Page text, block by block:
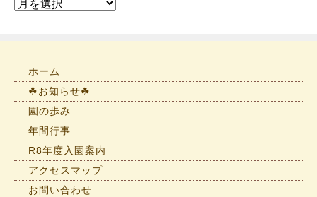
お
ホーム
☘お知らせ☘
園の歩み
年間行事
R8年度入園案内
アクセスマップ
お問い合わせ